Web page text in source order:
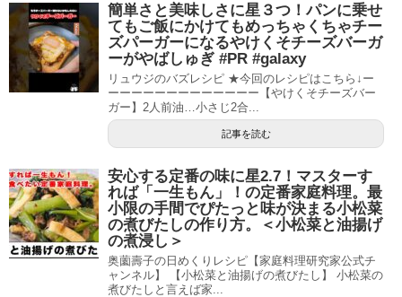
簡単さと美味しさに星３つ！パンに乗せ
てもご飯にかけてもめっちゃくちゃチー
ズパーガーになるやけくそチーズバーガ
ーがやばしゅぎ #PR #galaxy
リュウジのバズレシピ ★今回のレシピはこちら↓ー
ーーーーーーーーーーーーー【やけくそチーズバー
ガー】2人前油…小さじ2合...
記事を読む
安心する定番の味に星2.7！マスターす
れば「一生もん」！の定番家庭料理。最
小限の手間でぴたっと味が決まる小松菜
の煮びたしの作り方。＜小松菜と油揚げ
の煮浸し＞
奥薗壽子の日めくりレシピ【家庭料理研究家公式チ
ャンネル】 【小松菜と油揚げの煮びたし】 小松菜の
煮びたしと言えば家...